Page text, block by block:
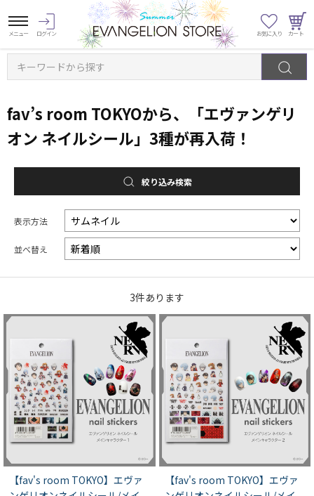
キーワードから探す
fav’s room TOKYOから、「エヴァンゲリ
オン ネイルシール」3種が再入荷！
絞り込み検索
表示方法
並べ替え
3件あります
【fav's room TOKYO】エヴァ
【fav's room TOKYO】エヴァ